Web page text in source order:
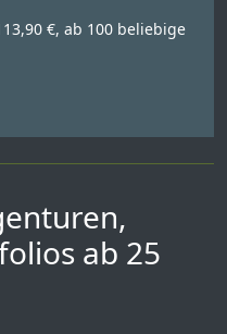
€, ab 100 beliebige
ab 25